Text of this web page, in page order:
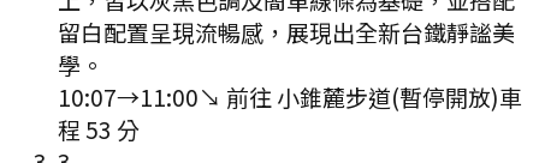
留白配置呈現流暢感，展現出全新台鐵靜謐美
學。
10:07→11:00↘ 前往 小錐麓步道(暫停開放)車
程 53 分